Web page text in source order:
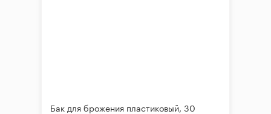
Бак для брожения пластиковый, 30